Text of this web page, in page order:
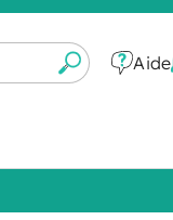
Aide